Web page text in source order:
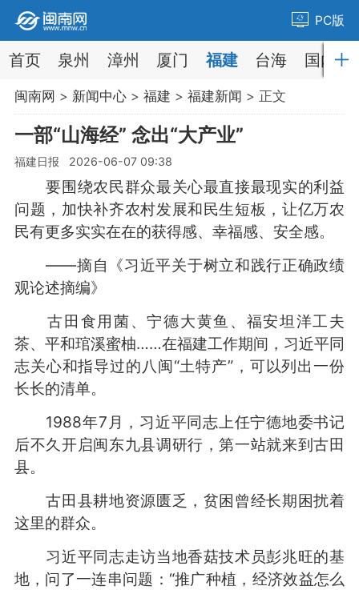
PC版
首页 泉州 漳州 厦门 福建 台海 国内
闽南网 > 新闻中心> 福建 > 福建新闻 > 正文
一部“山海经” 念出“大产业”
福建日报 2026-06-07 09:38
要围绕农民群众最关心最直接最现实的利益
问题，加快补齐农村发展和民生短板，让亿万农
民有更多实实在在的获得感、幸福感、安全感。
——摘自《习近平关于树立和践行正确政绩
观论述摘编》
古田食用菌、宁德大黄鱼、福安坦洋工夫
茶、平和琯溪蜜柚……在福建工作期间，习近平同
志关心和指导过的八闽“土特产”，可以列出一份
长长的清单。
1988年7月，习近平同志上任宁德地委书记
后不久开启闽东九县调研行，第一站就来到古田
县。
古田县耕地资源匮乏，贫困曾经长期困扰着
这里的群众。
习近平同志走访当地香菇技术员彭兆旺的基
地，问了一连串问题：“推广种植，经济效益怎么